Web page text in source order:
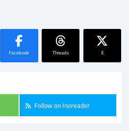
Facebook Threads X
Follow on Inoreader